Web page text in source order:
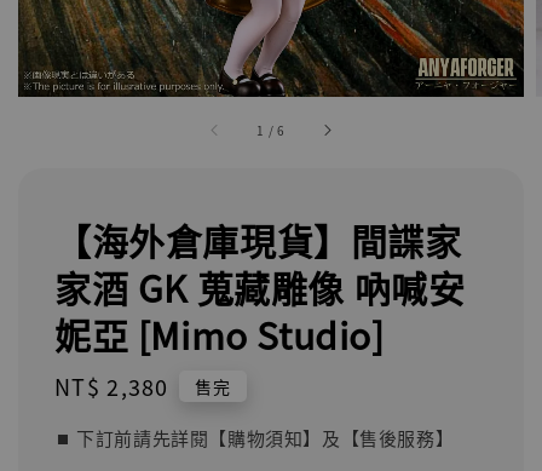
1 /6
【海外倉庫現貨】間諜家
家酒 GK 蒐藏雕像 吶喊安
妮亞 [Mimo Studio]
Regular
NT$ 2,380 售完
⏹︎ 下訂前請先詳閱【購物須知】及【售後服務】